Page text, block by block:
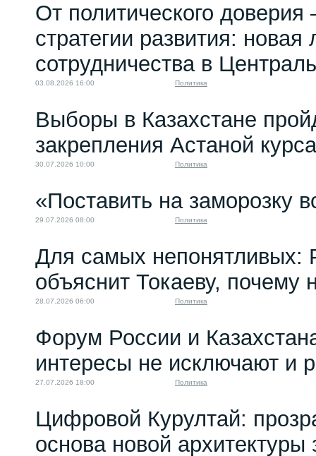
От политического
стратегии развития: новая
сотрудничества в
03.08.2026 16:00 Политика
Выборы в Казахстане
закрепления Астаной
30.07.2026 10:00 Политика
«Поставить на заморозку
29.07.2026 08:00 Политика
Для самых непонятливых:
объяснит Токаеву,
28.07.2026 06:00 Политика
Форум России и
интересы не исключают и
27.07.2026 18:00 Политика
Цифровой Курултай:
основа новой архитектуры